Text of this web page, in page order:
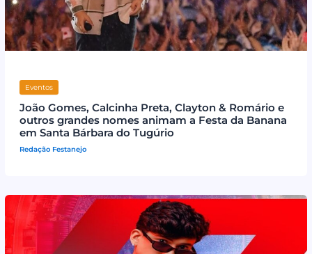
Eventos
João Gomes, Calcinha Preta, Clayton & Romário e
outros grandes nomes animam a Festa da Banana
em Santa Bárbara do Tugúrio
Redação Festanejo